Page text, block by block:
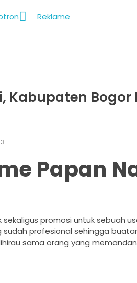
Reklame
Kabupaten Bogor
Papan
promosi untuk sebuah
profesional sehingga
sama orang yang